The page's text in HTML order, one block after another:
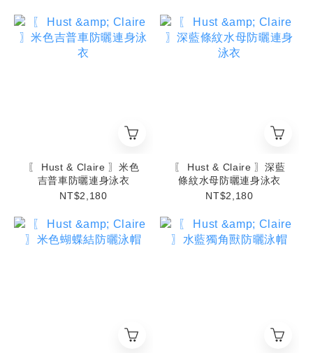
〖 Hust & Claire 〗米色
吉普車防曬連身泳衣
NT$2,180
〖 Hust & Claire 〗深藍
條紋水母防曬連身泳衣
NT$2,180